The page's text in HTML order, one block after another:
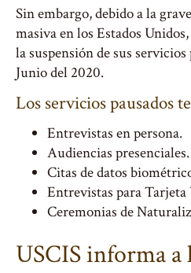
Sin embargo, debido a la
masiva en los Estados
la suspensión de sus
Junio del 2020.
Los servicios pausados
Entrevistas en persona.
Audiencias presenciales.
Citas de datos
Entrevistas para Tarjeta
Ceremonias de
USCIS informa a